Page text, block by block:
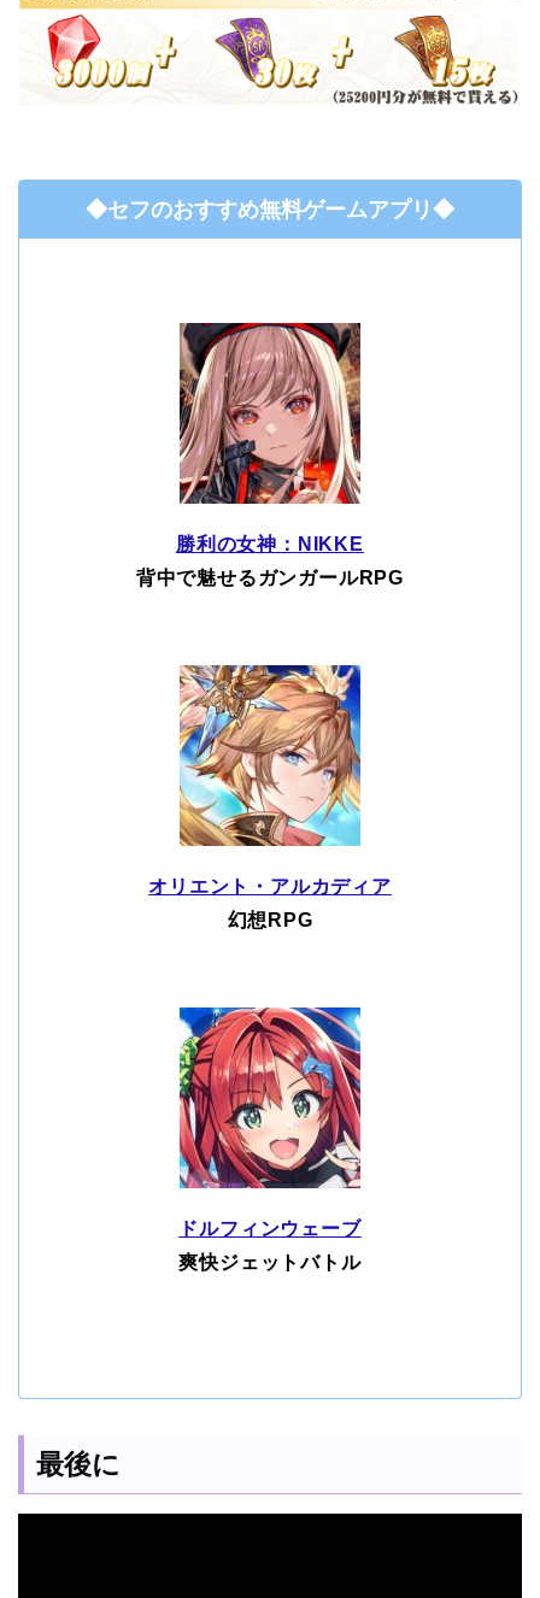
◆セフのおすすめ無料ゲームアプリ◆
勝利の女神：NIKKE
背中で魅せるガンガールRPG
オリエント・アルカディア
幻想RPG
ドルフィンウェーブ
爽快ジェットバトル
最後に